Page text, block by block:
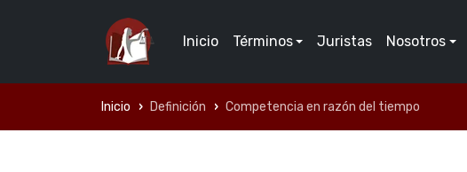
Inicio Términos Juristas Nosotros
Inicio Definición Competencia en razón del tiempo